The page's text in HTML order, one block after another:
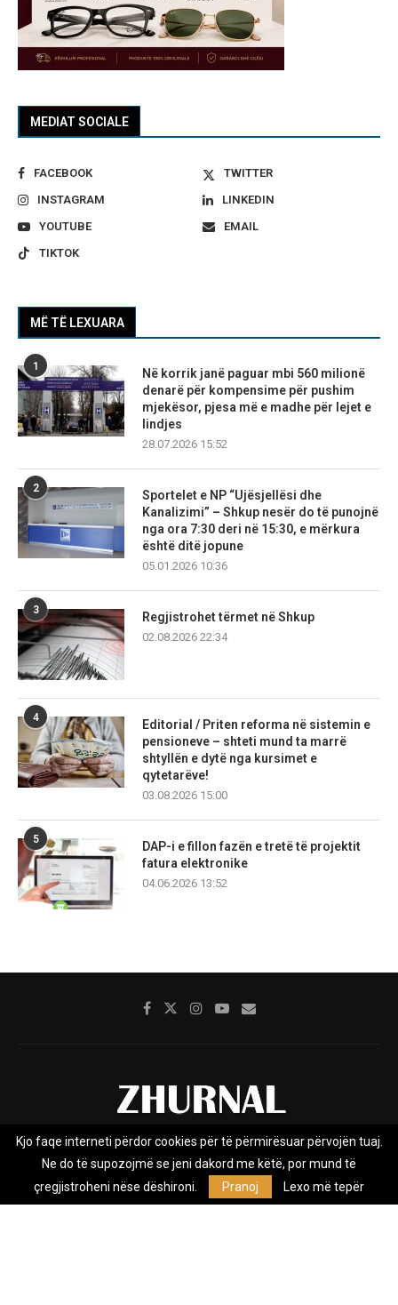
MEDIAT SOCIALE
FACEBOOK
TWITTER
INSTAGRAM
LINKEDIN
YOUTUBE
EMAIL
TIKTOK
MË TË LEXUARA
1
Në korrik janë paguar mbi 560 milionë
denarë për kompensime për pushim
mjekësor, pjesa më e madhe për lejet e
lindjes
28.07.2026 15:52
2
Sportelet e NP “Ujësjellësi dhe
Kanalizimi” – Shkup nesër do të punojnë
nga ora 7:30 deri në 15:30, e mërkura
është ditë jopune
05.01.2026 10:36
3
Regjistrohet tërmet në Shkup
02.08.2026 22:34
4
Editorial / Priten reforma në sistemin e
pensioneve – shteti mund ta marrë
shtyllën e dytë nga kursimet e
qytetarëve!
03.08.2026 15:00
5
DAP-i e fillon fazën e tretë të projektit
fatura elektronike
04.06.2026 13:52
Rreth nesh Impresumi Marketing
Privacy Policy
Zhurnal.mk është Agjenci e Lajmeve e pavarur, e themeluar në vitin
Kjo faqe interneti përdor cookies për të përmirësuar përvojën tuaj.
Ne do të supozojmë se jeni dakord me këtë, por mund të
çregjistroheni nëse dëshironi.
Pranoj Lexo më tepër